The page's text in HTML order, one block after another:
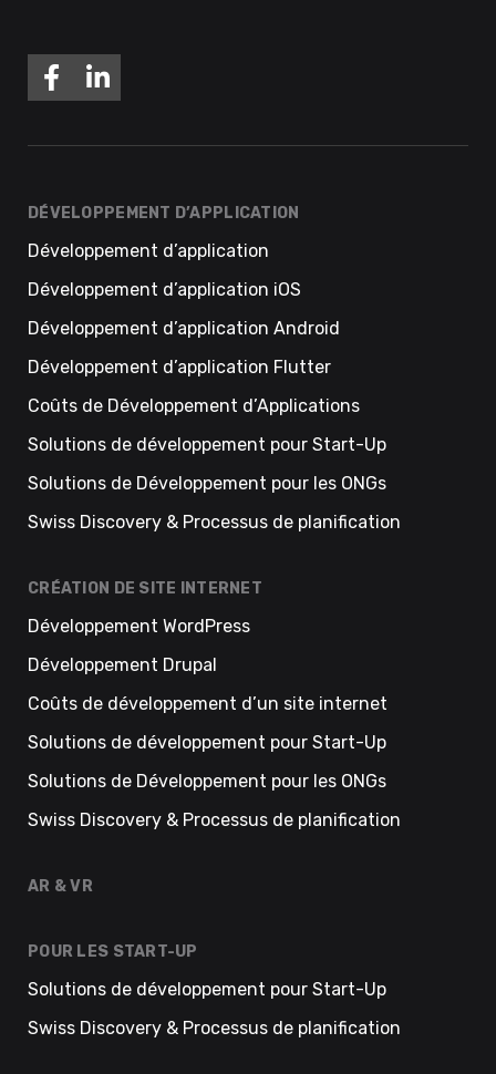
DÉVELOPPEMENT D’APPLICATION
Développement d’application
Développement d’application iOS
Développement d’application Android
Développement d’application Flutter
Coûts de Développement d’Applications
Solutions de développement pour Start-Up
Solutions de Développement pour les ONGs
Swiss Discovery & Processus de planification
CRÉATION DE SITE INTERNET
Développement WordPress
Développement Drupal
Coûts de développement d’un site internet
Solutions de développement pour Start-Up
Solutions de Développement pour les ONGs
Swiss Discovery & Processus de planification
AR & VR
POUR LES START-UP
Solutions de développement pour Start-Up
Swiss Discovery & Processus de planification